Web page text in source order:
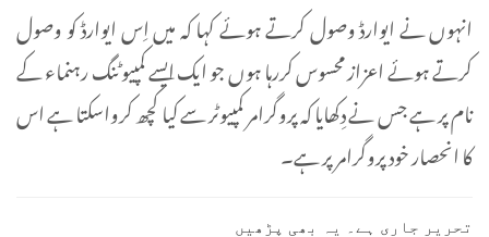
انہوں نے ایوارڈ وصول کرتے ہوئے کہا کہ میں اِس ایوارڈ کو وصول
کرتے ہوئے اعزاز محسوس کررہا ہوں جو ایک ایسے کمپیوٹنگ رہنماء کے
نام پر ہے جس نے دِکھایا کہ پروگرامر کمپیوٹر سے کیا کچھ کرواسکتا ہے اس
کا انحصار خود پروگرامر پر ہے۔
تحریر جاری ہے۔ یہ بھی پڑھیں